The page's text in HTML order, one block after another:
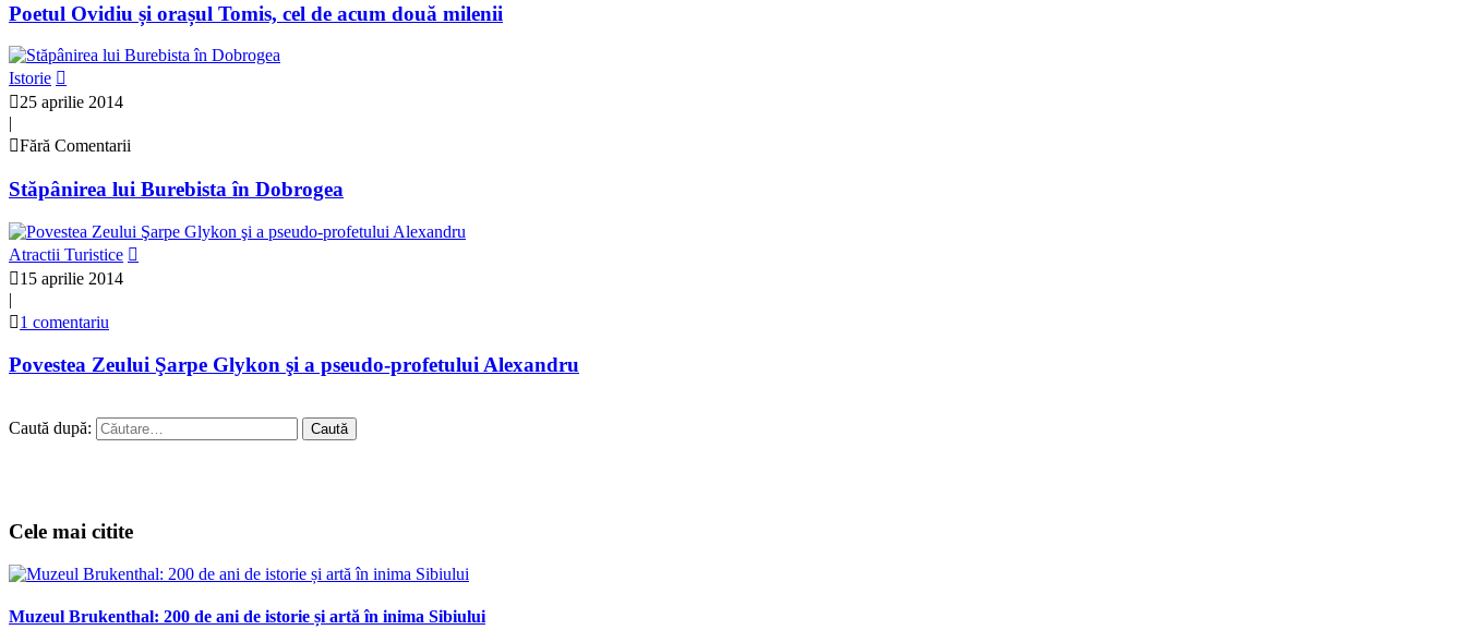
Poetul Ovidiu și orașul Tomis, cel de acum două milenii
Istorie
25 aprilie 2014
|
Fără Comentarii
Stăpânirea lui Burebista în Dobrogea
Atractii Turistice
15 aprilie 2014
|
1 comentariu
Povestea Zeului Şarpe Glykon şi a pseudo-profetului Alexandru
Caută după:
Cele mai citite
Muzeul Brukenthal: 200 de ani de istorie și artă în inima Sibiului